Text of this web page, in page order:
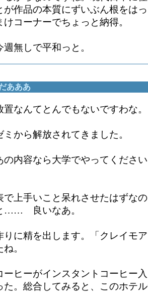
が作品の本質にずいぶん根をは
コーナーでちょっと納得。
無しで平和っと。
あああ
なんてとんでもないですわな。
から解放されてきました。
の内容なら大学でやってくださ
で上手いこと呆れさせたはずな
…… 良いなあ。
りに精を出します。「クレイモ
。
ーヒーがインスタントコーヒー
総合してみると、このホテル